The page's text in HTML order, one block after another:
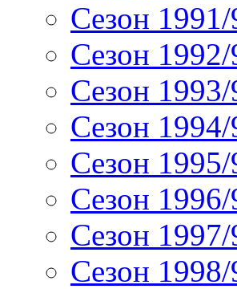
Сезон 1991/
Сезон 1992/
Сезон 1993/
Сезон 1994/
Сезон 1995/
Сезон 1996/
Сезон 1997/
Сезон 1998/